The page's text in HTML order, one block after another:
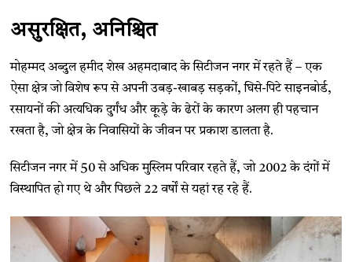
असुरक्षित, अनिश्चित
मोहम्मद अब्दुल हमीद शेख अहमदाबाद के सिटीजन नगर में रहते हैं – एक
ऐसा क्षेत्र जो विशेष रूप से अपनी उबड़-खाबड़ सड़कों, घिसे-पिटे साइनबोर्ड,
रसायनों की अत्यधिक दुर्गंध और कूड़े के ढेरों के कारण अलग ही पहचान
रखता है, जो क्षेत्र के निवासियों के जीवन पर प्रकाश डालता है.
सिटीजन नगर में 50 से अधिक मुस्लिम परिवार रहते हैं, जो 2002 के दंगों में
विस्थापित हो गए थे और पिछले 22 वर्षों से यहां रह रहे हैं.